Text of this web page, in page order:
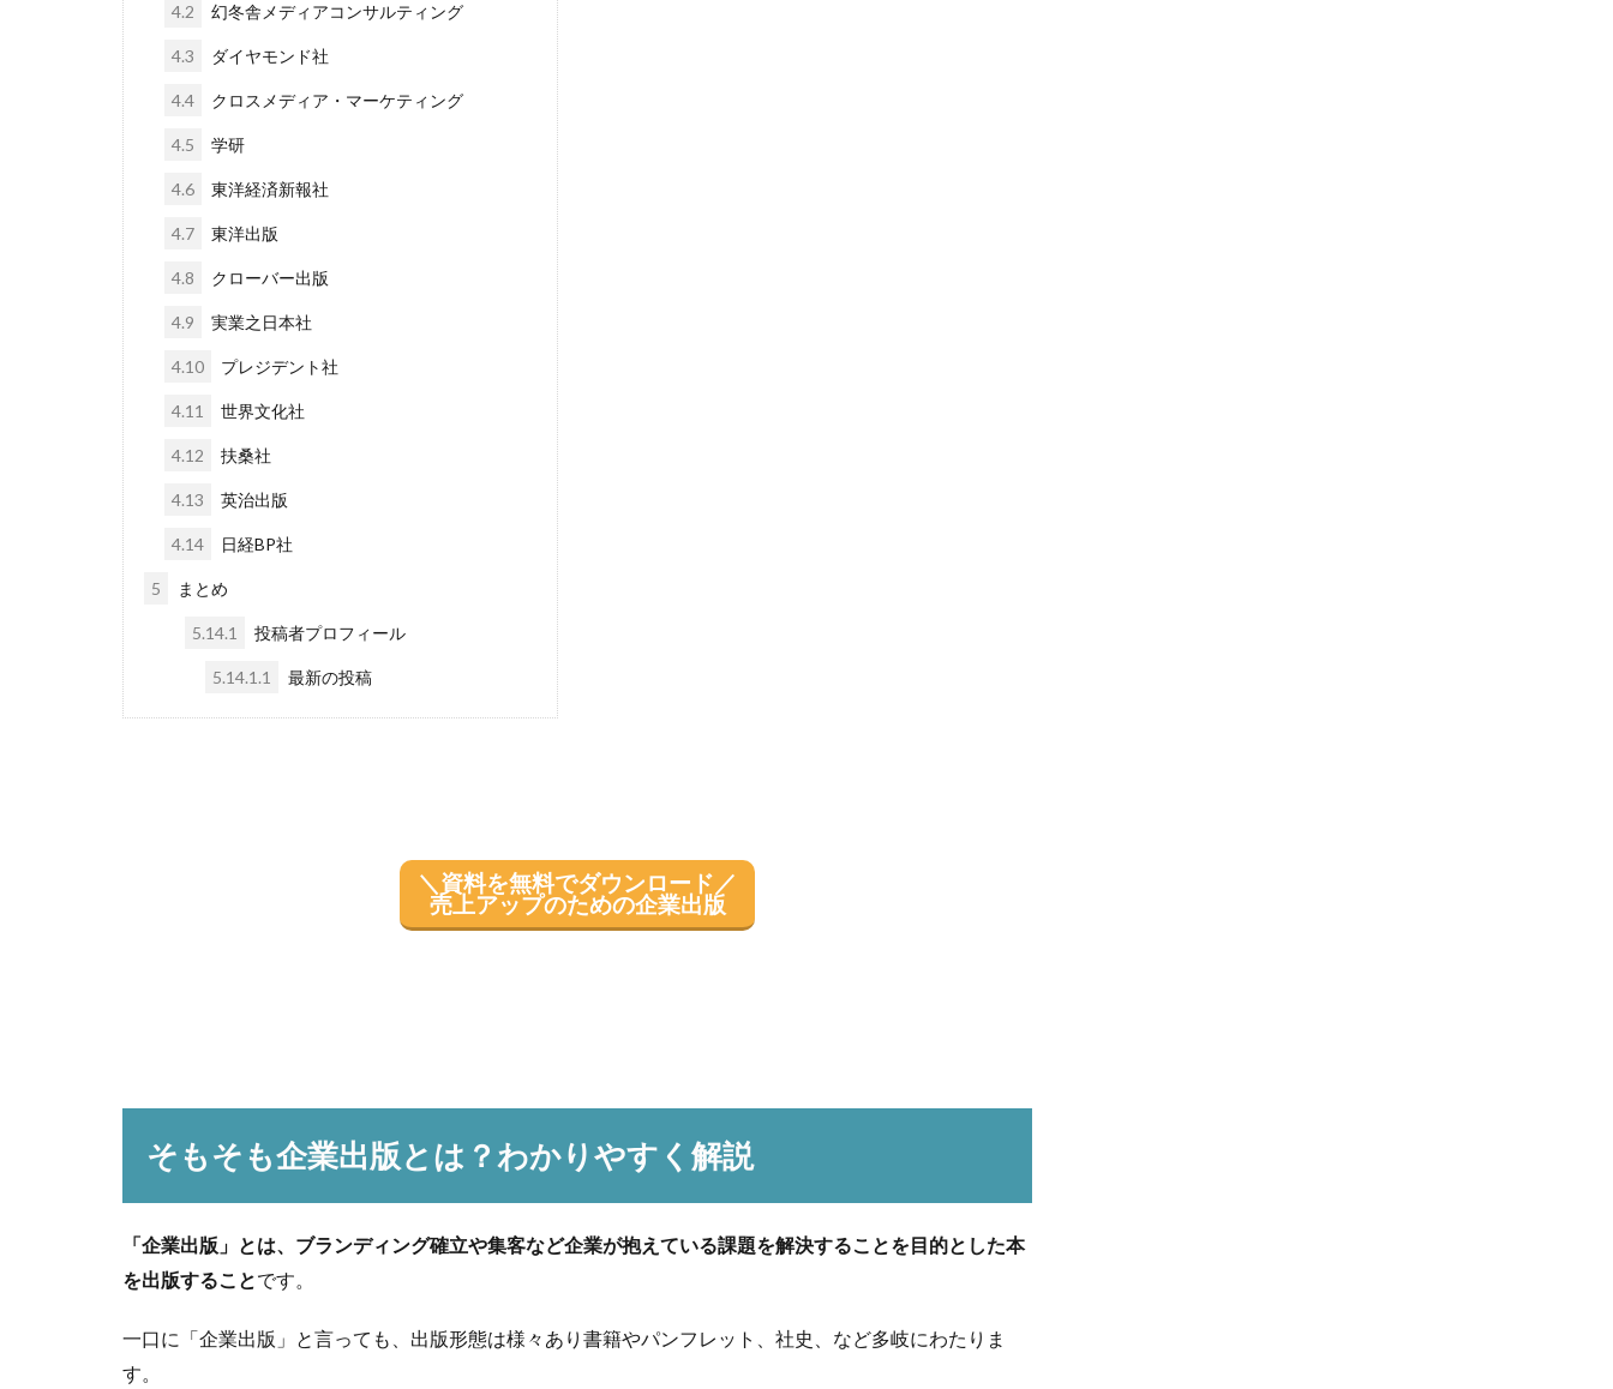
4.2 幻冬舎メディアコンサルティング
4.3 ダイヤモンド社
4.4 クロスメディア・マーケティング
4.5 学研
4.6 東洋経済新報社
4.7 東洋出版
4.8 クローバー出版
4.9 実業之日本社
4.10 プレジデント社
4.11 世界文化社
4.12 扶桑社
4.13 英治出版
4.14 日経BP社
5 まとめ
5.14.1 投稿者プロフィール
5.14.1.1 最新の投稿
＼資料を無料でダウンロード／
売上アップのための企業出版
そもそも企業出版とは？わかりやすく解説
「企業出版」とは、ブランディング確立や集客など企業が抱えている課題を解決することを目的とした本
を出版することです。
一口に「企業出版」と言っても、出版形態は様々あり書籍やパンフレット、社史、など多岐にわたりま
す。